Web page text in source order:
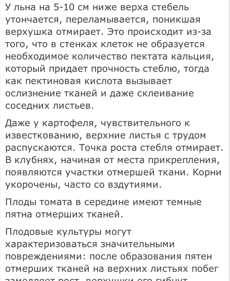
У льна на 5-10 см ниже верха стебель
утончается, переламывается, поникшая
верхушка отмирает. Это происходит из-за
того, что в стенках клеток не образуется
необходимое количество пектата кальция,
который придает прочность стеблю, тогда
как пектиновая кислота вызывает
ослизнение тканей и даже склеивание
соседних листьев.
Даже у картофеля, чувствительного к
известкованию, верхние листья с трудом
распускаются. Точка роста стебля отмирает.
В клубнях, начиная от места прикрепления,
появляются участки отмершей ткани. Корни
укорочены, часто со вздутиями.
Плоды томата в середине имеют темные
пятна отмерших тканей.
Плодовые культуры могут
характеризоваться значительными
повреждениями: после образования пятен
отмерших тканей на верхних листьях побег